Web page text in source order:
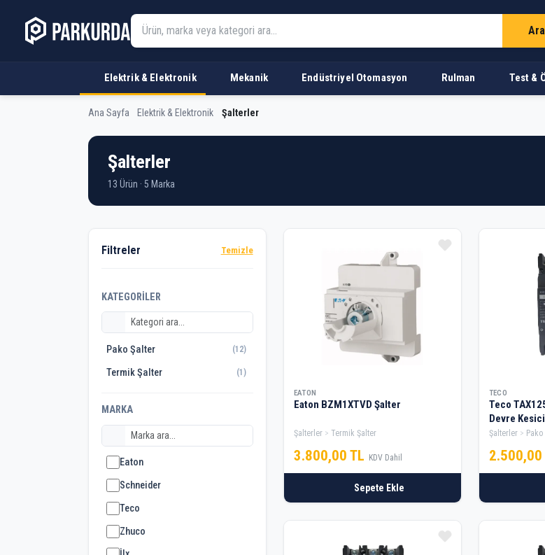
Ara
Elektrik & Elektronik Mekanik Endüstriyel Otomasyon Rulman Test &
Ana Sayfa Elektrik & Elektronik Şalterler
Şalterler
13 Ürün · 5 Marka
Filtreler Temizle
KATEGORILER
Pako Şalter (12)
Termik Şalter (1)
MARKA
Eaton
Schneider
Teco
Zhuco
EATON
Eaton BZM1XTVD Şalter
Şalterler Termik Şalter
3.800,00 TL KDV Dahil
Sepete Ekle
TECO
Teco
Devre
Pako Şalter
Şalterler
2.500,00